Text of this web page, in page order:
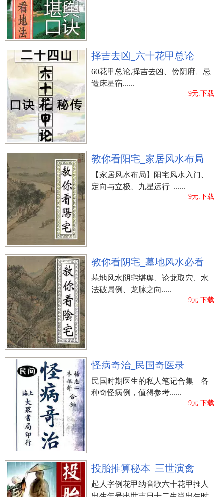
择吉去凶_六十花甲总论
60花甲总论,择吉去凶、傍阴府、忌
造床星宿......
9元.下载
教你看阳宅_家居风水布局
【家居风水布局】阳宅风水入门、
定向与立极、九星运行_......
9元.下载
教你看阴宅_墓地风水必看
墓地风水阴宅堪舆、论龙取穴、水
法破局例、龙脉之向.....
9元.下载
怪病奇治_民国奇医录
民国时期医生的私人笔记合集，各
种奇怪病例，值得参考......
9元.下载
投胎推算秘本_三世演禽
起人字例花甲纳音歌六十花甲推人